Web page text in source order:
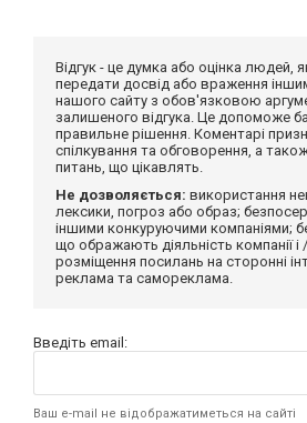
Відгук - це думка або оцінка людей,
передати досвід або враження
нашого сайту з обов'язковою
залишеного відгука. Це допоможе
правильне рішення. Коментарі
спілкування та обговорення, а
питань, що цікавлять.
Не дозволяється: використання
лексики, погроз або образ;
іншими конкуруючими компаніями;
що ображають діяльність компанії і /
розміщення посилань на сторонні
реклама та самореклама.
Введіть email:
Ваш e-mail не відображатиметься на сайті